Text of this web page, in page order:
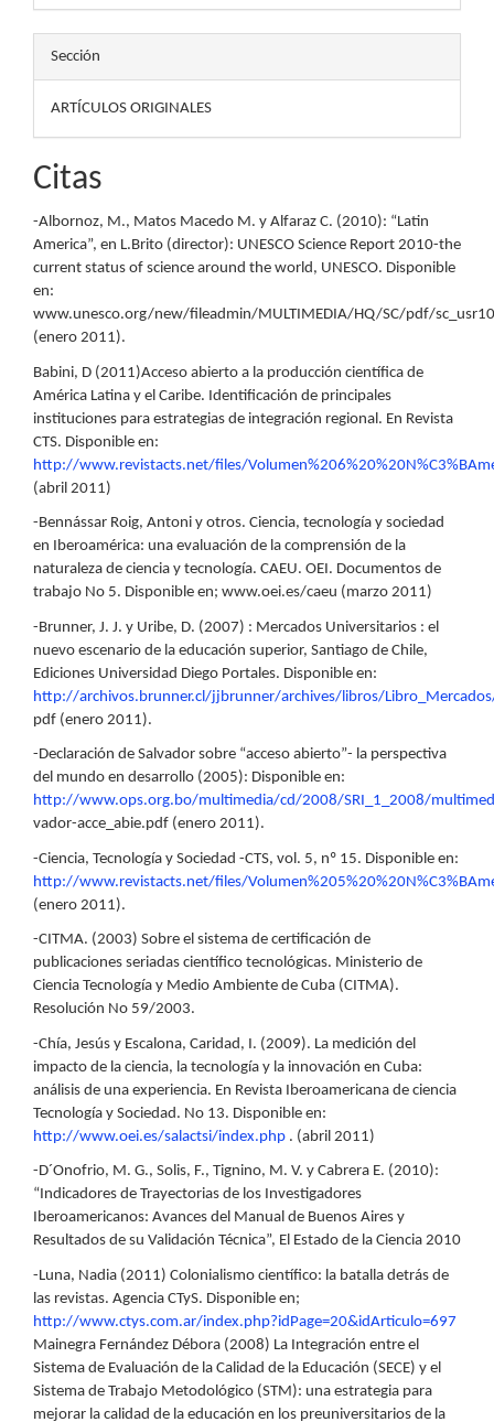
Sección
ARTÍCULOS ORIGINALES
Citas
-Albornoz, M., Matos Macedo M. y Alfaraz C. (2010): “Latin
America”, en L.Brito (director): UNESCO Science Report 2010-the
current status of science around the world, UNESCO. Disponible
en:
www.unesco.org/new/fileadmin/MULTIMEDIA/HQ/SC/pdf/
(enero 2011).
Babini, D (2011)Acceso abierto a la producción científica de
América Latina y el Caribe. Identificación de principales
instituciones para estrategias de integración regional. En Revista
CTS. Disponible en:
http://www.revistacts.net/files/
(abril 2011)
-Bennássar Roig, Antoni y otros. Ciencia, tecnología y sociedad
en Iberoamérica: una evaluación de la comprensión de la
naturaleza de ciencia y tecnología. CAEU. OEI. Documentos de
trabajo No 5. Disponible en; www.oei.es/caeu (marzo 2011)
-Brunner, J. J. y Uribe, D. (2007) : Mercados Universitarios : el
nuevo escenario de la educación superior, Santiago de Chile,
Ediciones Universidad Diego Portales. Disponible en:
http://archivos.brunner.cl/jjbrunner/archives/libros/
pdf (enero 2011).
-Declaración de Salvador sobre “acceso abierto”- la perspectiva
del mundo en desarrollo (2005): Disponible en:
http://www.ops.org.bo/multimedia/cd/2008/SRI_1_2008/
vador-acce_abie.pdf (enero 2011).
-Ciencia, Tecnología y Sociedad -CTS, vol. 5, nº 15. Disponible en:
http://www.revistacts.net/files/
(enero 2011).
-CITMA. (2003) Sobre el sistema de certificación de
publicaciones seriadas científico tecnológicas. Ministerio de
Ciencia Tecnología y Medio Ambiente de Cuba (CITMA).
Resolución No 59/2003.
-Chía, Jesús y Escalona, Caridad, I. (2009). La medición del
impacto de la ciencia, la tecnología y la innovación en Cuba:
análisis de una experiencia. En Revista Iberoamericana de ciencia
Tecnología y Sociedad. No 13. Disponible en:
http://www.oei.es/salactsi/index.php . (abril 2011)
-D´Onofrio, M. G., Solis, F., Tignino, M. V. y Cabrera E. (2010):
“Indicadores de Trayectorias de los Investigadores
Iberoamericanos: Avances del Manual de Buenos Aires y
Resultados de su Validación Técnica”, El Estado de la Ciencia 2010
-Luna, Nadia (2011) Colonialismo científico: la batalla detrás de
las revistas. Agencia CTyS. Disponible en;
http://www.ctys.com.ar/index.php?idPage=20&idArticulo=697
Mainegra Fernández Débora (2008) La Integración entre el
Sistema de Evaluación de la Calidad de la Educación (SECE) y el
Sistema de Trabajo Metodológico (STM): una estrategia para
mejorar la calidad de la educación en los preuniversitarios de la